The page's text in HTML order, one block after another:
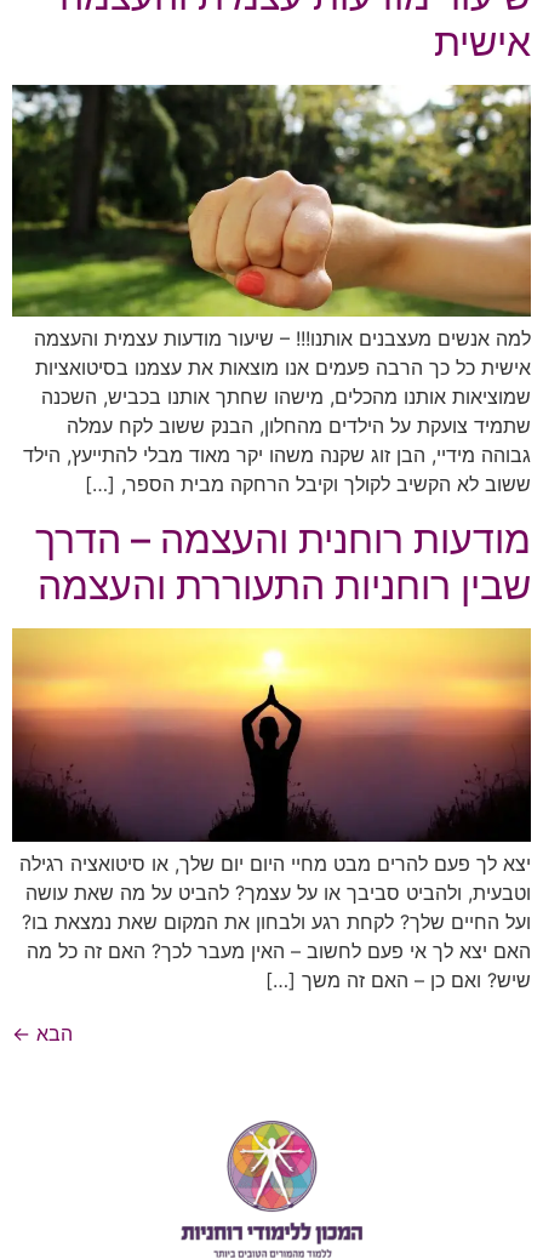
אישית
למה אנשים מעצבנים אותנו!!! – שיעור מודעות עצמית והעצמה
אישית כל כך הרבה פעמים אנו מוצאות את עצמנו בסיטואציות
שמוציאות אותנו מהכלים, מישהו שחתך אותנו בכביש, השכנה
שתמיד צועקת על הילדים מהחלון, הבנק ששוב לקח עמלה
גבוהה מידיי, הבן זוג שקנה משהו יקר מאוד מבלי להתייעץ, הילד
ששוב לא הקשיב לקולך וקיבל הרחקה מבית הספר, […]
מודעות רוחנית והעצמה – הדרך
שבין רוחניות התעוררת והעצמה
יצא לך פעם להרים מבט מחיי היום יום שלך, או סיטואציה רגילה
וטבעית, ולהביט סביבך או על עצמך? להביט על מה שאת עושה
ועל החיים שלך? לקחת רגע ולבחון את המקום שאת נמצאת בו?
האם יצא לך אי פעם לחשוב – האין מעבר לכך? האם זה כל מה
שיש? ואם כן – האם זה משך […]
הבא ←